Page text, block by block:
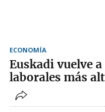
ECONOMÍA
Euskadi vuelve
laborales más